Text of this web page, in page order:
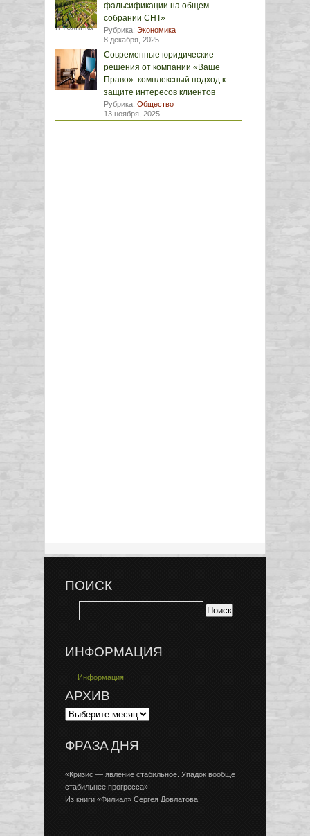
фальсификации на общем
собрании СНТ»
Рубрика: Экономика
8 декабря, 2025
Современные юридические
решения от компании «Ваше
Право»: комплексный подход к
защите интересов клиентов
Рубрика: Общество
13 ноября, 2025
ПОИСК
ИНФОРМАЦИЯ
Информация
АРХИВ
ФРАЗА ДНЯ
«Кризис — явление стабильное. Упадок вообще
стабильнее прогресса»
Из книги «Филиал» Сергея Довлатова